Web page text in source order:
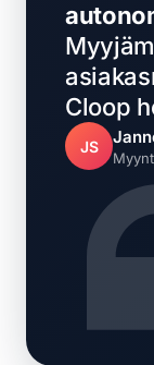
Cloop
JS